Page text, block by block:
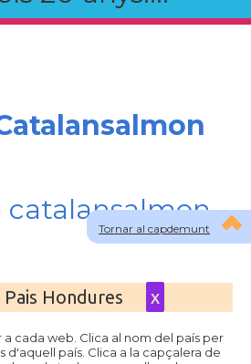
Tornar al capdemunt
catalansalmon
Hondures x
cada web. Clica al nom del país per
d'aquell país. Clica a la capçalera de